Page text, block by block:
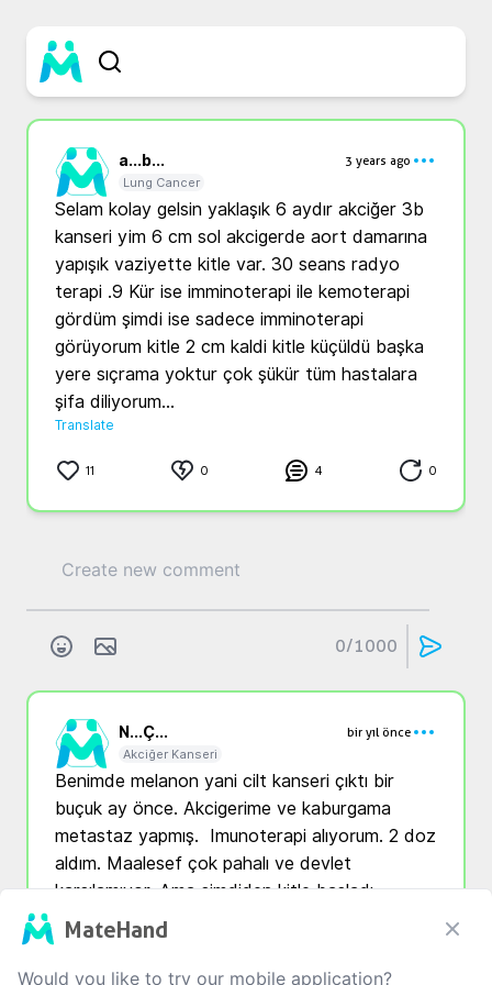
a...b...
3 years ago
Lung Cancer
Selam kolay gelsin yaklaşık 6 aydır akciğer 3b
kanseri yim 6 cm sol akcigerde aort damarına
yapışık vaziyette kitle var. 30 seans radyo
terapi .9 Kür ise imminoterapi ile kemoterapi
gördüm şimdi ise sadece imminoterapi
görüyorum kitle 2 cm kaldi kitle küçüldü başka
yere sıçrama yoktur çok şükür tüm hastalara
şifa diliyorum...
Translate
11 0 4 0
0/1000
N...Ç...
bir yıl önce
Akciğer Kanseri
Benimde melanon yani cilt kanseri çıktı bir
buçuk ay önce. Akcigerime ve kaburgama
metastaz yapmış.  Imunoterapi alıyorum. 2 doz
aldım. Maalesef çok pahalı ve devlet
karşılamıyor. Ama şimdiden kitle başladı.
Hepimiz şifa buluruz umarim
Translate
MateHand
Would you like to try our mobile application?